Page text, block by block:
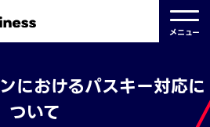
メニュー
におけるパスキー対応に
ついて